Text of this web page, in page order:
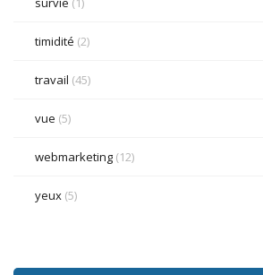
timidité (2)
travail (45)
vue (5)
webmarketing (12)
yeux (5)